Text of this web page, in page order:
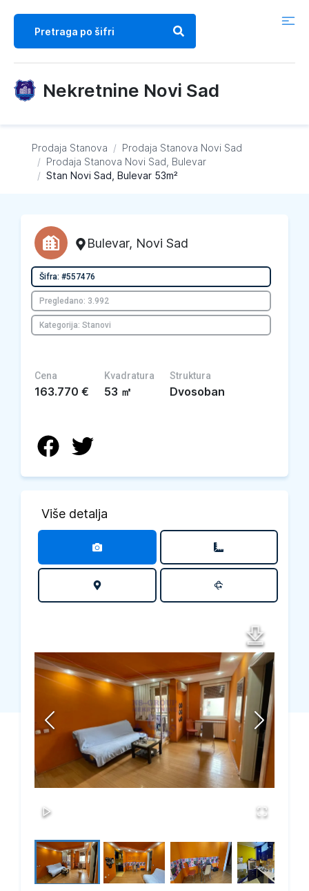
Nekretnine Novi Sad
Prodaja Stanova / Prodaja Stanova Novi Sad
/ Prodaja Stanova Novi Sad, Bulevar
/ Stan Novi Sad, Bulevar 53m²
Bulevar, Novi Sad
Šifra: #557476
Pregledano: 3.992
Kategorija: Stanovi
Cena
163.770 €
Kvadratura
53 ㎡
Struktura
Dvosoban
Više detalja